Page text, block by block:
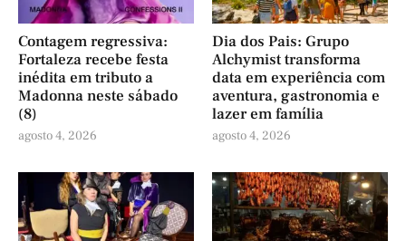
Contagem regressiva:
Fortaleza recebe festa
inédita em tributo a
Madonna neste sábado
(8)
agosto 4, 2026
Dia dos Pais: Grupo
Alchymist transforma
data em experiência com
aventura, gastronomia e
lazer em família
agosto 4, 2026